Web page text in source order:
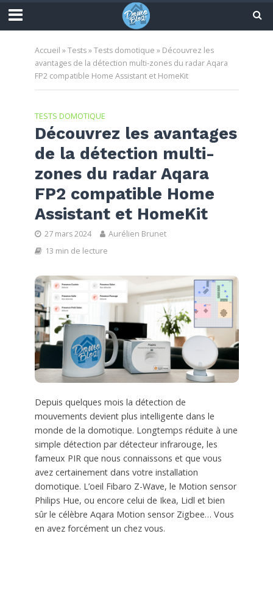
Accueil »Tests»Tests domotique » Découvrez les
avantages de la détection multi-zones du radar Aqara
FP2 compatible Home Assistant et HomeKit
TESTS DOMOTIQUE
Découvrez les avantages
de la détection multi-
zones du radar Aqara
FP2 compatible Home
Assistant et HomeKit
27 mars 2024
Aurélien Brunet
13 min de lecture
Depuis quelques mois la détection de
mouvements devient plus intelligente dans le
monde de la domotique. Longtemps réduite à une
simple détection par détecteur infrarouge, les
fameux PIR que nous connaissons et que vous
avez certainement dans votre installation
domotique. L’oeil Fibaro Z-Wave, le Motion sensor
Philips Hue, ou encore celui de Ikea, Lidl et bien
sûr le célèbre Aqara Motion sensor Zigbee… Vous
en avez forcément un chez vous.